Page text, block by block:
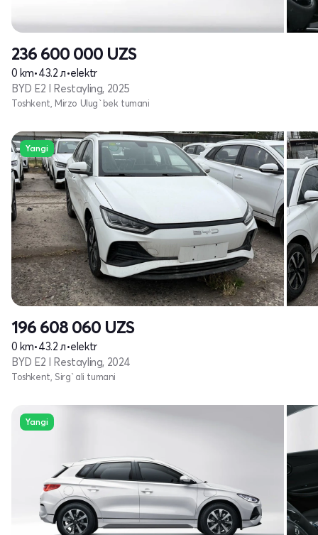
236 600 000 UZS
0 km•43.2 л•elektr
BYD E2 I Restayling, 2025
Toshkent, Mirzo Ulug`bek tumani
Yangi
196 608 060 UZS
0 km•43.2 л•elektr
BYD E2 I Restayling, 2024
Toshkent, Sirg`ali tumani
Yangi